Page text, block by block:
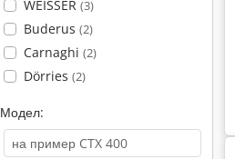
WEISSER (3)
Buderus (2)
Carnaghi (2)
Dörries (2)
Модел: